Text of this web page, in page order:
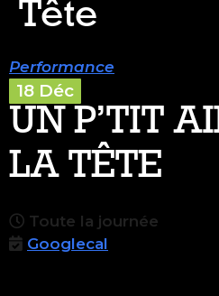
Tête
Performance
18 Déc
UN P’TIT
LA TÊTE
Toute la journée
Googlecal